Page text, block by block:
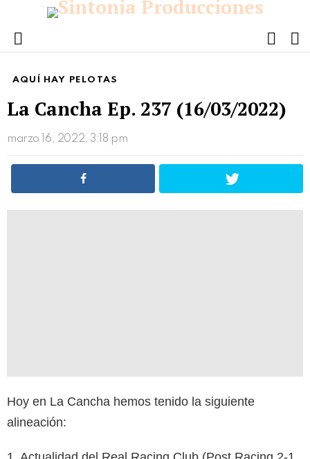
Menu
AQUÍ HAY PELOTAS
La Cancha Ep. 237 (16/03/2022)
marzo 16, 2022, 3:18 pm
Hoy en La Cancha hemos tenido la siguiente
alineación: